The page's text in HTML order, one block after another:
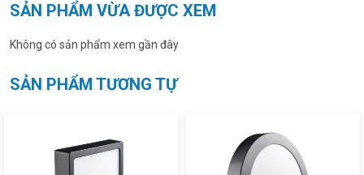
SẢN PHẨM VỪA ĐƯỢC XEM
Không có sản phẩm xem gần đây
SẢN PHẨM TƯƠNG TỰ